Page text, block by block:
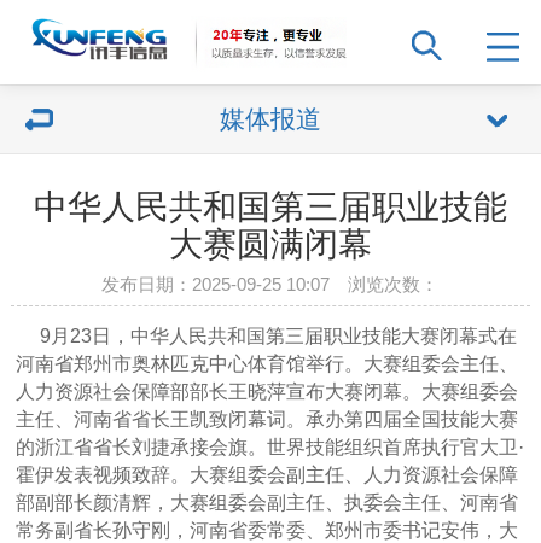
媒体报道
中华人民共和国第三届职业技能
大赛圆满闭幕
发布日期：2025-09-25 10:07 浏览次数：
9月23日，中华人民共和国第三届职业技能大赛闭幕式在
河南省郑州市奥林匹克中心体育馆举行。大赛组委会主任、
人力资源社会保障部部长王晓萍宣布大赛闭幕。大赛组委会
主任、河南省省长王凯致闭幕词。承办第四届全国技能大赛
的浙江省省长刘捷承接会旗。世界技能组织首席执行官大卫·
霍伊发表视频致辞。大赛组委会副主任、人力资源社会保障
部副部长颜清辉，大赛组委会副主任、执委会主任、河南省
常务副省长孙守刚，河南省委常委、郑州市委书记安伟，大